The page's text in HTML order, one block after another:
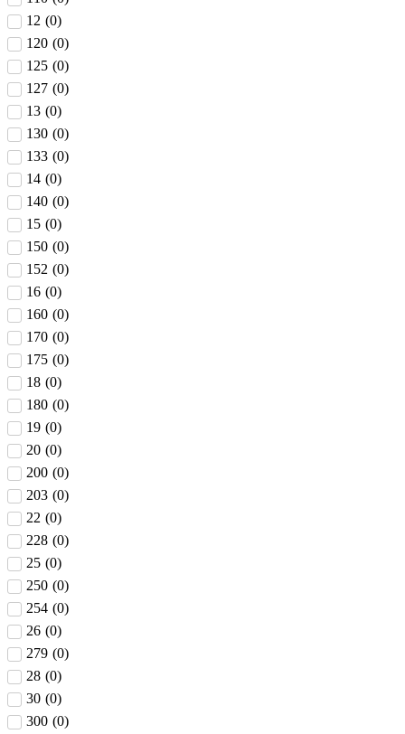
12 (0)
120 (0)
125 (0)
127 (0)
13 (0)
130 (0)
133 (0)
14 (0)
140 (0)
15 (0)
150 (0)
152 (0)
16 (0)
160 (0)
170 (0)
175 (0)
18 (0)
180 (0)
19 (0)
20 (0)
200 (0)
203 (0)
22 (0)
228 (0)
25 (0)
250 (0)
254 (0)
26 (0)
279 (0)
28 (0)
30 (0)
300 (0)